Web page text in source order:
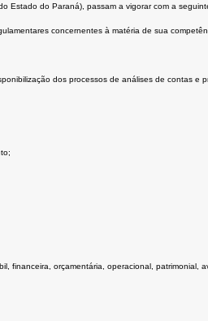
Estado do Paraná), passam a vigorar com a
concernentes à matéria de sua
dos processos de análises de contas e
financeira, orçamentária, operacional, patrimonial,